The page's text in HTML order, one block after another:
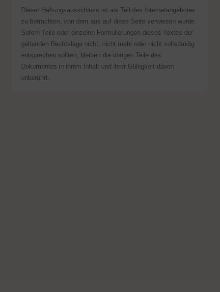
Dieser Haftungsausschluss ist als Teil des Internetangebotes
zu betrachten, von dem aus auf diese Seite verwiesen wurde.
Sofern Teile oder einzelne Formulierungen dieses Textes der
geltenden Rechtslage nicht, nicht mehr oder nicht vollständig
entsprechen sollten, bleiben die übrigen Teile des
Dokumentes in ihrem Inhalt und ihrer Gültigkeit davon
unberührt.